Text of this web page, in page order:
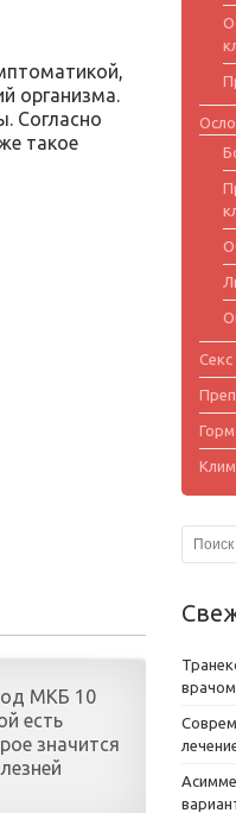
организма.
Согласно
такое
МКБ 10
есть
значится
врачом